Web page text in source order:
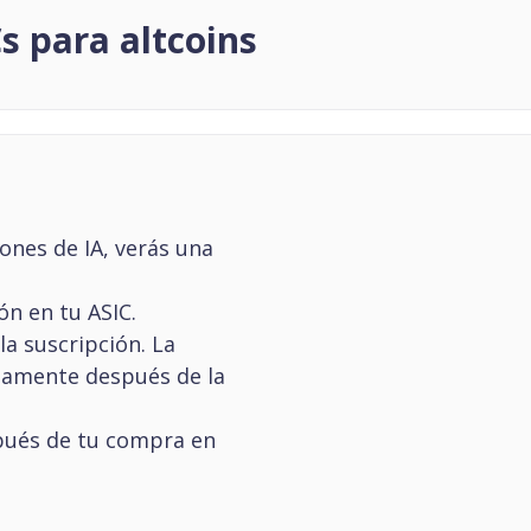
para altcoins
de IA, verás una
en tu ASIC.
suscripción. La
después de la
de tu compra en